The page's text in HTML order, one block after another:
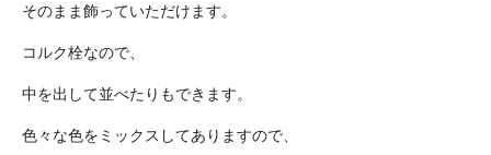
そのまま飾っていただけます。
コルク栓なので、
中を出して並べたりもできます。
色々な色をミックスしてありますので、